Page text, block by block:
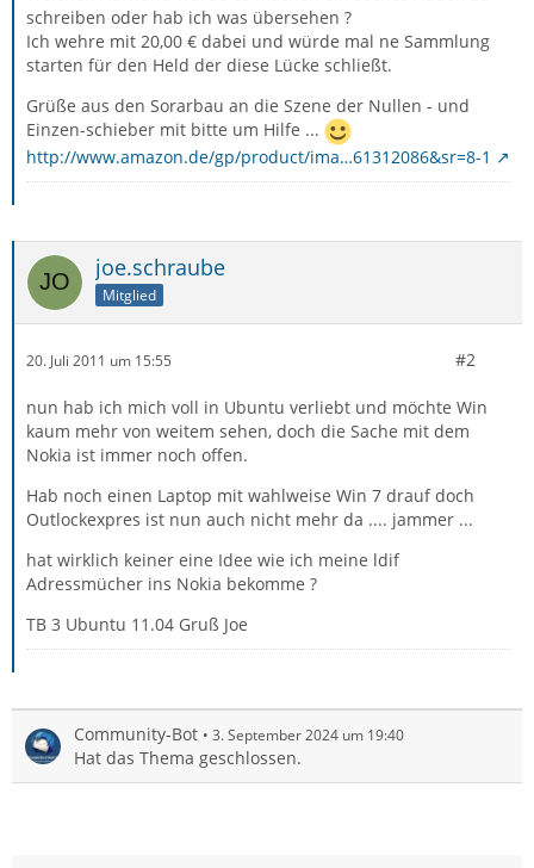
schreiben oder hab ich was übersehen ?
Ich wehre mit 20,00 € dabei und würde mal ne Sammlung
starten für den Held der diese Lücke schließt.
Grüße aus den Sorarbau an die Szene der Nullen - und
Einzen-schieber mit bitte um Hilfe ...
http://www.amazon.de/gp/product/ima…61312086&sr=8-1
joe.schraube
Mitglied
20. Juli 2011 um 15:55 #2
nun hab ich mich voll in Ubuntu verliebt und möchte Win
kaum mehr von weitem sehen, doch die Sache mit dem
Nokia ist immer noch offen.
Hab noch einen Laptop mit wahlweise Win 7 drauf doch
Outlockexpres ist nun auch nicht mehr da .... jammer ...
hat wirklich keiner eine Idee wie ich meine ldif
Adressmücher ins Nokia bekomme ?
TB 3 Ubuntu 11.04 Gruß Joe
Community-Bot 3. September 2024 um 19:40
Hat das Thema geschlossen.